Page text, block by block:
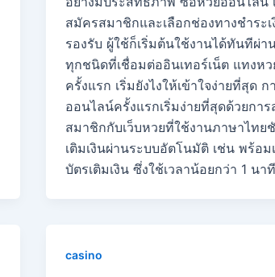
สมัครสมาชิกและเลือกช่องทางชำระ
รองรับ ผู้ใช้ก็เริ่มต้นใช้งานได้ทันทีผ่
ทุกชนิดที่เชื่อมต่ออินเทอร์เน็ต แทงห
ครั้งแรก เริ่มยังไงให้เข้าใจง่ายที่สุด
ออนไลน์ครั้งแรกเริ่มง่ายที่สุดด้วยกา
สมาชิกกับเว็บหวยที่ใช้งานภาษาไทย
เติมเงินผ่านระบบอัตโนมัติ เช่น พร้อม
บัตรเติมเงิน ซึ่งใช้เวลาน้อยกว่า 1 นาที
casino